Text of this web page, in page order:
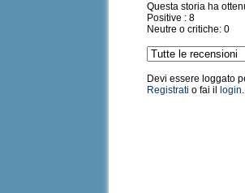
Questa storia ha
Positive : 8
Neutre o critiche: 0
Devi essere loggato
Registrati o fai il login.